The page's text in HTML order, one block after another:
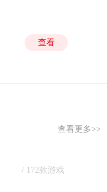
查看
查看更多>>
/ 172款游戏